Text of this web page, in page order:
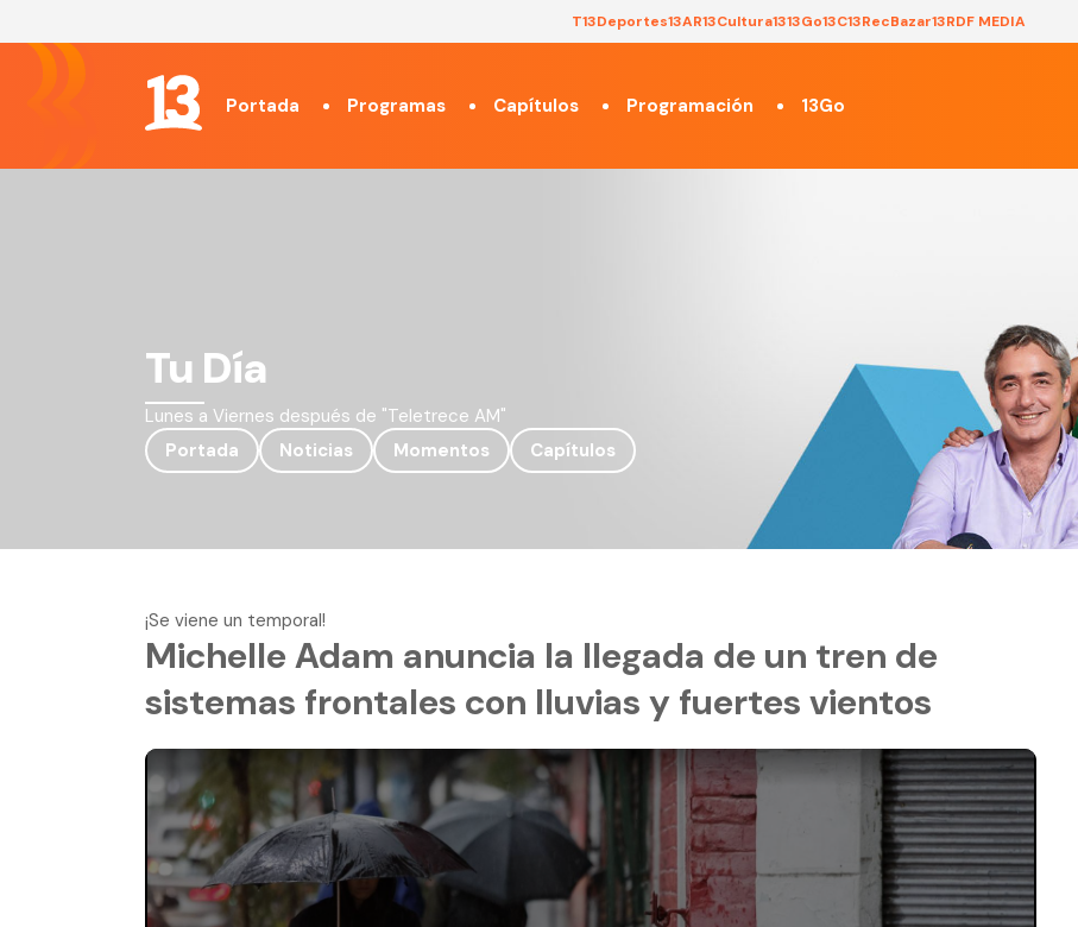
T13Deportes13AR13Cultura1313Go13C13RecBazar13RDF MEDIA
Portada Programas Capítulos Programación 13Go
Tu Día
Lunes a Viernes después de "Teletrece AM"
Portada
Noticias Momentos Capítulos
¡Se viene un temporal!
Michelle Adam anuncia la llegada de un tren de
sistemas frontales con lluvias y fuertes vientos